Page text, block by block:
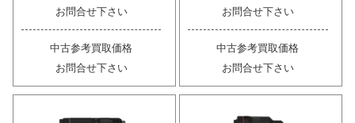
お問合せ下さい
中古参考買取価格
お問合せ下さい
お問合せ下さい
中古参考買取価格
お問合せ下さい